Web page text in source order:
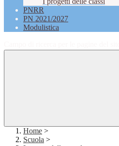
PNRR
PN 2021/2027
Modulistica
Home >
Scuola >